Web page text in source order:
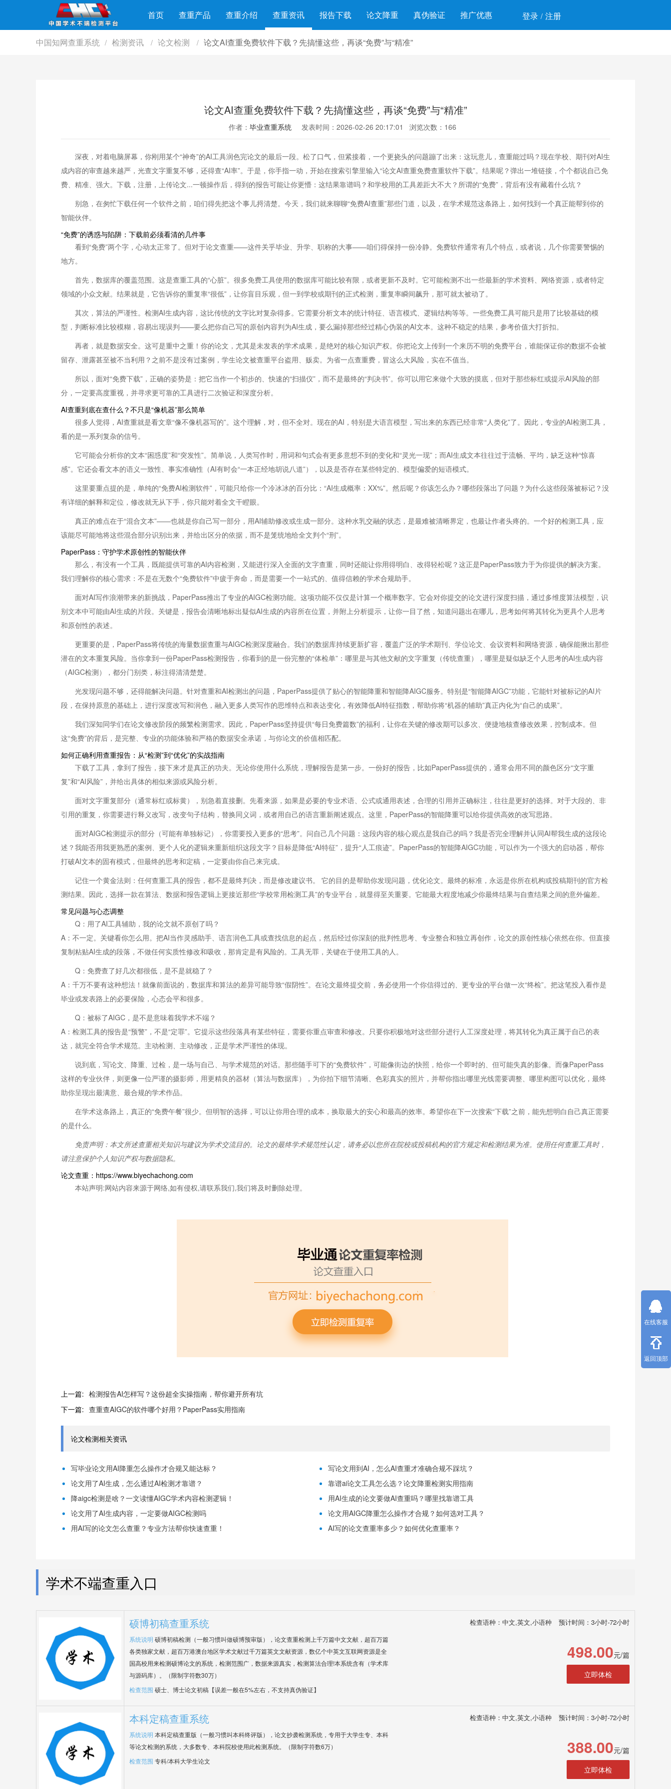
首页 查重产品 查重介绍 查重资讯 报告下载 论文降重 真伪验证 推广优惠 登录 / 注册
中国知网查重系统 / 检测资讯 / 论文检测 / 论文AI查重免费软件下载？先搞懂这些，再谈“免费”与“精准”
论文AI查重免费软件下载？先搞懂这些，再谈“免费”与“精准”
作者： 毕业查重系统 发表时间：2026-02-26 20:17:01 浏览次数：166
深夜，对着电脑屏幕，你刚用某个“神奇”的AI工具润色完论文的最后一段。松了口气，但紧接着，一个更挠头的问题蹦了出来：这玩意儿，查重能过吗？现在学校、期刊对AI生
成内容的审查越来越严，光查文字重复不够，还得查“AI率”。于是，你手指一动，开始在搜索引擎里输入“论文AI查重免费查重软件下载”。结果呢？弹出一堆链接，个个都说自己免
费、精准、强大。下载，注册，上传论文...一顿操作后，得到的报告可能让你更懵：这结果靠谱吗？和学校用的工具差距大不大？所谓的“免费”，背后有没有藏着什么坑？
别急，在匆忙下载任何一个软件之前，咱们得先把这个事儿捋清楚。今天，我们就来聊聊“免费AI查重”那些门道，以及，在学术规范这条路上，如何找到一个真正能帮到你的
智能伙伴。
“免费”的诱惑与陷阱：下载前必须看清的几件事
看到“免费”两个字，心动太正常了。但对于论文查重——这件关乎毕业、升学、职称的大事——咱们得保持一份冷静。免费软件通常有几个特点，或者说，几个你需要警惕的
地方。
首先，数据库的覆盖范围。这是查重工具的“心脏”。很多免费工具使用的数据库可能比较有限，或者更新不及时。它可能检测不出一些最新的学术资料、网络资源，或者特定
领域的小众文献。结果就是，它告诉你的重复率“很低”，让你盲目乐观，但一到学校或期刊的正式检测，重复率瞬间飙升，那可就太被动了。
其次，算法的严谨性。检测AI生成内容，这比传统的文字比对复杂得多。它需要分析文本的统计特征、语言模式、逻辑结构等等。一些免费工具可能只是用了比较基础的模
型，判断标准比较模糊，容易出现误判——要么把你自己写的原创内容判为AI生成，要么漏掉那些经过精心伪装的AI文本。这种不稳定的结果，参考价值大打折扣。
再者，就是数据安全。这可是重中之重！你的论文，尤其是未发表的学术成果，是绝对的核心知识产权。你把论文上传到一个来历不明的免费平台，谁能保证你的数据不会被
留存、泄露甚至被不当利用？之前不是没有过案例，学生论文被查重平台盗用、贩卖。为省一点查重费，冒这么大风险，实在不值当。
所以，面对“免费下载”，正确的姿势是：把它当作一个初步的、快速的“扫描仪”，而不是最终的“判决书”。你可以用它来做个大致的摸底，但对于那些标红或提示AI风险的部
分，一定要高度重视，并寻求更可靠的工具进行二次验证和深度分析。
AI查重到底在查什么？不只是“像机器”那么简单
很多人觉得，AI查重就是看文章“像不像机器写的”。这个理解，对，但不全对。现在的AI，特别是大语言模型，写出来的东西已经非常“人类化”了。因此，专业的AI检测工具，
看的是一系列复杂的信号。
它可能会分析你的文本“困惑度”和“突发性”。简单说，人类写作时，用词和句式会有更多意想不到的变化和“灵光一现”；而AI生成文本往往过于流畅、平均，缺乏这种“惊喜
感”。它还会看文本的语义一致性、事实准确性（AI有时会“一本正经地胡说八道”），以及是否存在某些特定的、模型偏爱的短语模式。
这里要重点提的是，单纯的“免费AI检测软件”，可能只给你一个冷冰冰的百分比：“AI生成概率：XX%”。然后呢？你该怎么办？哪些段落出了问题？为什么这些段落被标记？没
有详细的解释和定位，修改就无从下手，你只能对着全文干瞪眼。
真正的难点在于“混合文本”——也就是你自己写一部分，用AI辅助修改或生成一部分。这种水乳交融的状态，是最难被清晰界定，也最让作者头疼的。一个好的检测工具，应
该能尽可能地将这些混合部分识别出来，并给出区分的依据，而不是笼统地给全文判个“刑”。
PaperPass：守护学术原创性的智能伙伴
那么，有没有一个工具，既能提供可靠的AI内容检测，又能进行深入全面的文字查重，同时还能让你用得明白、改得轻松呢？这正是PaperPass致力于为你提供的解决方案。
我们理解你的核心需求：不是在无数个“免费软件”中疲于奔命，而是需要一个一站式的、值得信赖的学术合规助手。
面对AI写作浪潮带来的新挑战，PaperPass推出了专业的AIGC检测功能。这项功能不仅仅是计算一个概率数字。它会对你提交的论文进行深度扫描，通过多维度算法模型，识
别文本中可能由AI生成的片段。关键是，报告会清晰地标出疑似AI生成的内容所在位置，并附上分析提示，让你一目了然，知道问题出在哪儿，思考如何将其转化为更具个人思考
和原创性的表述。
更重要的是，PaperPass将传统的海量数据查重与AIGC检测深度融合。我们的数据库持续更新扩容，覆盖广泛的学术期刊、学位论文、会议资料和网络资源，确保能揪出那些
潜在的文本重复风险。当你拿到一份PaperPass检测报告，你看到的是一份完整的“体检单”：哪里是与其他文献的文字重复（传统查重），哪里是疑似缺乏个人思考的AI生成内容
（AIGC检测），都分门别类，标注得清清楚楚。
光发现问题不够，还得能解决问题。针对查重和AI检测出的问题，PaperPass提供了贴心的智能降重和智能降AIGC服务。特别是“智能降AIGC”功能，它能针对被标记的AI片
段，在保持原意的基础上，进行深度改写和润色，融入更多人类写作的思维特点和表达变化，有效降低AI特征指数，帮助你将“机器的辅助”真正内化为“自己的成果”。
我们深知同学们在论文修改阶段的频繁检测需求。因此，PaperPass坚持提供“每日免费篇数”的福利，让你在关键的修改期可以多次、便捷地核查修改效果，控制成本。但
这“免费”的背后，是完整、专业的功能体验和严格的数据安全承诺，与你论文的价值相匹配。
如何正确利用查重报告：从“检测”到“优化”的实战指南
下载了工具，拿到了报告，接下来才是真正的功夫。无论你使用什么系统，理解报告是第一步。一份好的报告，比如PaperPass提供的，通常会用不同的颜色区分“文字重
复”和“AI风险”，并给出具体的相似来源或风险分析。
面对文字重复部分（通常标红或标黄），别急着直接删。先看来源，如果是必要的专业术语、公式或通用表述，合理的引用并正确标注，往往是更好的选择。对于大段的、非
引用的重复，你需要进行释义改写，改变句子结构，替换同义词，或者用自己的语言重新阐述观点。这里，PaperPass的智能降重可以给你提供高效的改写思路。
面对AIGC检测提示的部分（可能有单独标记），你需要投入更多的“思考”。问自己几个问题：这段内容的核心观点是我自己的吗？我是否完全理解并认同AI帮我生成的这段论
述？我能否用我更熟悉的案例、更个人化的逻辑来重新组织这段文字？目标是降低“AI特征”，提升“人工痕迹”。PaperPass的智能降AIGC功能，可以作为一个强大的启动器，帮你
打破AI文本的固有模式，但最终的思考和定稿，一定要由你自己来完成。
记住一个黄金法则：任何查重工具的报告，都不是最终判决，而是修改建议书。 它的目的是帮助你发现问题，优化论文。最终的标准，永远是你所在机构或投稿期刊的官方检
测结果。因此，选择一款在算法、数据和报告逻辑上更接近那些“学校常用检测工具”的专业平台，就显得至关重要。它能最大程度地减少你最终结果与自查结果之间的意外偏差。
常见问题与心态调整
Q：用了AI工具辅助，我的论文就不原创了吗？
A：不一定。关键看你怎么用。把AI当作灵感助手、语言润色工具或查找信息的起点，然后经过你深刻的批判性思考、专业整合和独立再创作，论文的原创性核心依然在你。但直接
复制粘贴AI生成的段落，不做任何实质性修改和吸收，那肯定是有风险的。工具无罪，关键在于使用工具的人。
Q：免费查了好几次都很低，是不是就稳了？
A：千万不要有这种想法！就像前面说的，数据库和算法的差异可能导致“假阴性”。在论文最终提交前，务必使用一个你信得过的、更专业的平台做一次“终检”。把这笔投入看作是
毕业或发表路上的必要保险，心态会平和很多。
Q：被标了AIGC，是不是意味着我学术不端？
A：检测工具的报告是“预警”，不是“定罪”。它提示这些段落具有某些特征，需要你重点审查和修改。只要你积极地对这些部分进行人工深度处理，将其转化为真正属于自己的表
达，就完全符合学术规范。主动检测、主动修改，正是学术严谨性的体现。
说到底，写论文、降重、过检，是一场与自己、与学术规范的对话。那些随手可下的“免费软件”，可能像街边的快照，给你一个即时的、但可能失真的影像。而像PaperPass
这样的专业伙伴，则更像一位严谨的摄影师，用更精良的器材（算法与数据库），为你拍下细节清晰、色彩真实的照片，并帮你指出哪里光线需要调整、哪里构图可以优化，最终
助你呈现出最满意、最合规的学术作品。
在学术这条路上，真正的“免费午餐”很少。但明智的选择，可以让你用合理的成本，换取最大的安心和最高的效率。希望你在下一次搜索“下载”之前，能先想明白自己真正需要
的是什么。
免责声明：本文所述查重相关知识与建议为学术交流目的。论文的最终学术规范性认定，请务必以您所在院校或投稿机构的官方规定和检测结果为准。使用任何查重工具时，
请注意保护个人知识产权与数据隐私。
论文查重：https://www.biyechachong.com
本站声明:网站内容来源于网络,如有侵权,请联系我们,我们将及时删除处理。
上一篇: 检测报告AI怎样写？这份超全实操指南，帮你避开所有坑
下一篇: 查重查AIGC的软件哪个好用？PaperPass实用指南
论文检测相关资讯
写毕业论文用AI降重怎么操作才合规又能达标？
写论文用到AI，怎么AI查重才准确合规不踩坑？
论文用了AI生成，怎么通过AI检测才靠谱？
靠谱ai论文工具怎么选？论文降重检测实用指南
降aigc检测是啥？一文读懂AIGC学术内容检测逻辑！
用AI生成的论文要做AI查重吗？哪里找靠谱工具
论文用了AI生成内容，一定要做AIGC检测吗
论文用AIGC降重怎么操作才合规？如何选对工具？
用AI写的论文怎么查重？专业方法帮你快速查重！
AI写的论文查重率多少？如何优化查重率？
学术不端查重入口
硕博初稿查重系统 检查语种：中文,英文,小语种 预计时间：3小时-72小时
系统说明 硕博初稿检测（一般习惯叫做硕博预审版），论文查重检测上千万篇中文文献，超百万篇
各类独家文献，超百万港澳台地区学术文献过千万篇英文文献资源，数亿个中英文互联网资源是全
国高校用来检测硕博论文的系统，检测范围广，数据来源真实，检测算法合理!本系统含有（学术库
与源码库）。（限制字符数30万）
检查范围 硕士、博士论文初稿【误差一般在5%左右，不支持真伪验证】
498.00元/篇
立即体检
本科定稿查重系统 检查语种：中文,英文,小语种 预计时间：3小时-72小时
系统说明 本科定稿查重版（一般习惯叫本科终评版），论文抄袭检测系统，专用于大学生专、本科
等论文检测的系统，大多数专、本科院校使用此检测系统。（限制字符数6万）
检查范围 专科/本科大学生论文
388.00元/篇
立即体检
在线客服
返回顶部